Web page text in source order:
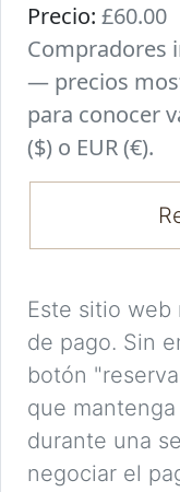
Precio: £60.00
Compradores
— precios
para conocer
($) o EUR (€).
Este sitio
de pago. Sin
botón
que
durante una
negociar el